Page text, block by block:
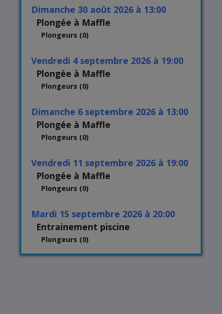
dimanche 30 août 2026 à 13:00
Plongée à Maffle
Plongeurs (0)
vendredi 4 septembre 2026 à 19:00
Plongée à Maffle
Plongeurs (0)
dimanche 6 septembre 2026 à 13:00
Plongée à Maffle
Plongeurs (0)
vendredi 11 septembre 2026 à 19:00
Plongée à Maffle
Plongeurs (0)
mardi 15 septembre 2026 à 20:00
Entrainement piscine
Plongeurs (0)